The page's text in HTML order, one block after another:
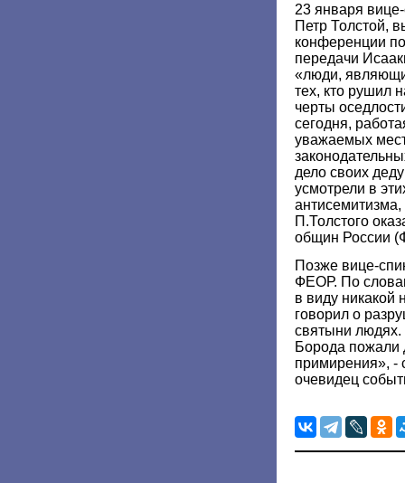
23 января
Петр Толстой,
конференции
передачи
«люди,
тех, кто рушил
черты
сегодня,
уважаемых
дело своих
усмотрели в
антисемитизма,
П.Толстого
общин России
Позже вице-
ФЕОР. По
в виду никакой
говорил о
святыни людях.
Борода пожали
примирения», -
очевидец